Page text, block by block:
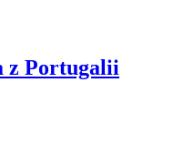
z Portugalii